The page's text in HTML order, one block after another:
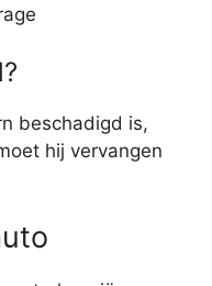
beschadigd is,
hij vervangen